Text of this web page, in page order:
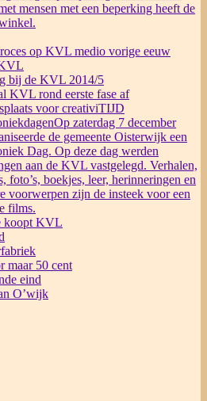
mensen met een beperking heeft de
op KVL medio vorige eeuw
bij de KVL 2014/5
KVL rond eerste fase af
voor creativiTIJD
Op zaterdag 7 december
de gemeente Oisterwijk een
Dag. Op deze dag werden
aan de KVL vastgelegd. Verhalen,
foto’s, boekjes, leer, herinneringen en
voorwerpen zijn de insteek voor een
films.
koopt KVL
maar 50 cent
eind
O’wijk